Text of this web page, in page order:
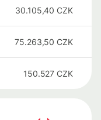
30.105,40 CZK
75.263,50 CZK
150.527 CZK